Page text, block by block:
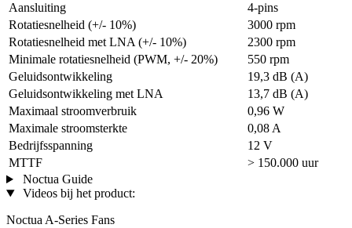
Aansluiting
4-pins
Rotatiesnelheid (+/- 10%)
3000 rpm
Rotatiesnelheid met LNA (+/- 10%)
2300 rpm
Minimale rotatiesnelheid (PWM, +/- 20%)
550 rpm
Geluidsontwikkeling
19,3 dB (A)
Geluidsontwikkeling met LNA
13,7 dB (A)
Maximaal stroomverbruik
0,96 W
Maximale stroomsterkte
0,08 A
Bedrijfsspanning
12 V
MTTF
> 150.000 uur
Noctua Guide
Videos bij het product:
Noctua A-Series Fans